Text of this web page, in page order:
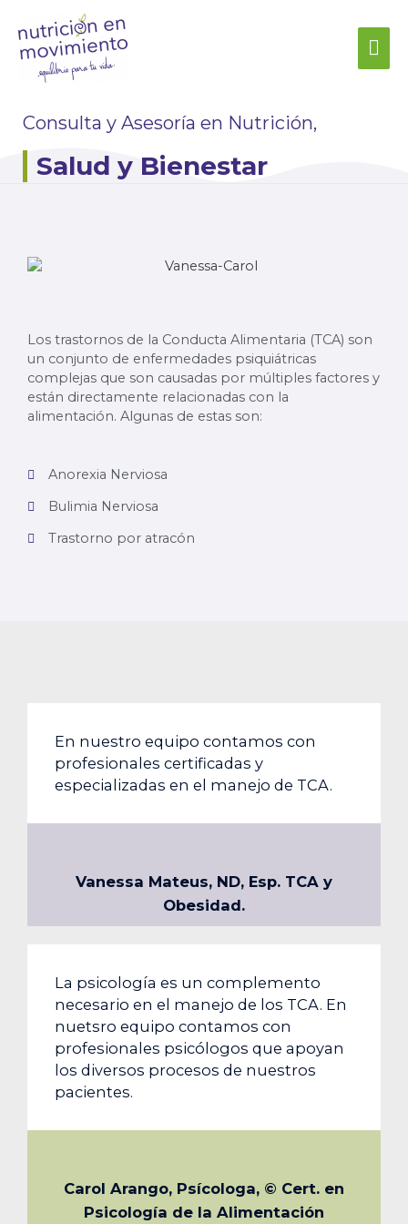
Consulta y Asesoría en Nutrición,
Salud y Bienestar
Los trastornos de la Conducta Alimentaria (TCA) son
un conjunto de enfermedades psiquiátricas
complejas que son causadas por múltiples factores y
están directamente relacionadas con la
alimentación. Algunas de estas son:
Anorexia Nerviosa
Bulimia Nerviosa
Trastorno por atracón
En nuestro equipo contamos con
profesionales certificadas y
especializadas en el manejo de TCA.
Vanessa Mateus, ND, Esp. TCA y
Obesidad.
La psicología es un complemento
necesario en el manejo de los TCA. En
nuetsro equipo contamos con
profesionales psicólogos que apoyan
los diversos procesos de nuestros
pacientes.
Carol Arango, Psícologa, © Cert. en
Psicología de la Alimentación